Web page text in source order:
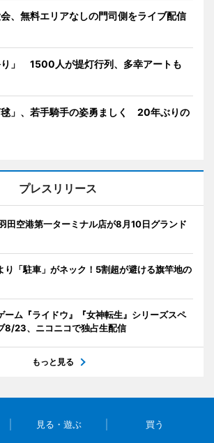
、無料エリアなしの門司側をライブ配信
り」 1500人が提灯行列、多幸アートも
毬」、若手騎手の姿勇ましく 20年ぶりの
プレスリリース
田空港第一ターミナル店が8月10日グランド
り「駐車」がネック！5割超が避ける旗竿地の
ーム『ライドウ』『女神転生』シリーズスペ
8/23、ニコニコで独占生配信
もっと見る
見る・遊ぶ 買う